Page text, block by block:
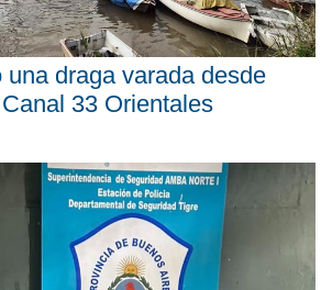
una draga varada desde
33 Orientales